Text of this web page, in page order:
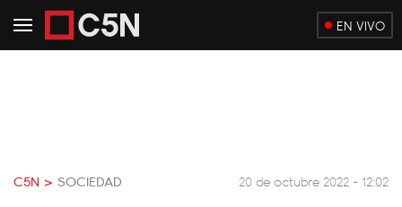
EN VIVO
C5N > SOCIEDAD 20 de octubre 2022 - 12:02